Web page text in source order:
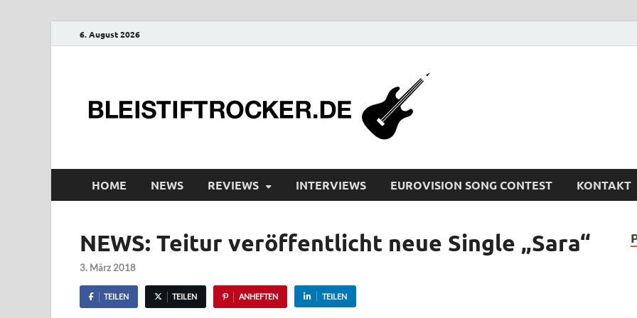
6. August 2026
HOME NEWS REVIEWS INTERVIEWS EUROVISION SONG CONTEST KONTAKT
NEWS: Teitur veröffentlicht neue Single „Sara“
3. März 2018
TEILEN TEILEN ANHEFTEN TEILEN